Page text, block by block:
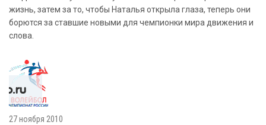
жизнь, затем за то, чтобы Наталья открыла глаза, теперь они
борются за ставшие новыми для чемпионки мира движения и
слова.
27 ноября 2010